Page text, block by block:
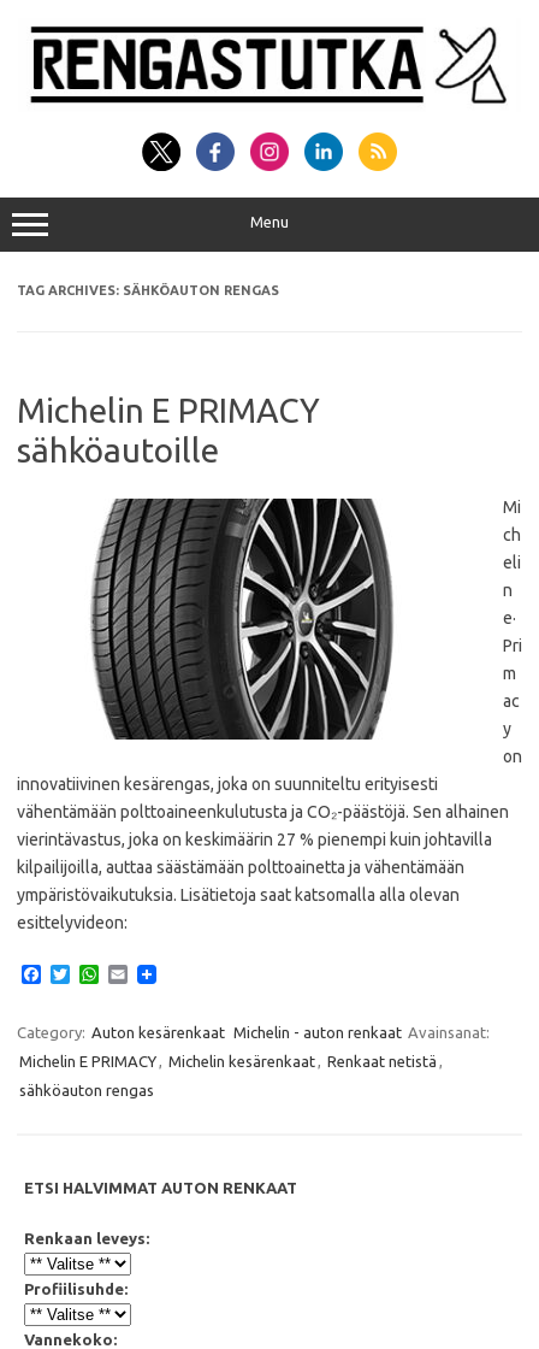
content
Menu
TAG ARCHIVES: SÄHKÖAUTON RENGAS
Michelin E PRIMACY
sähköautoille
Mi
ch
eli
n
e·
Pri
m
ac
y
on
innovatiivinen kesärengas, joka on suunniteltu erityisesti
vähentämään polttoaineenkulutusta ja CO₂-päästöjä. Sen alhainen
vierintävastus, joka on keskimäärin 27 % pienempi kuin johtavilla
kilpailijoilla, auttaa säästämään polttoainetta ja vähentämään
ympäristövaikutuksia. Lisätietoja saat katsomalla alla olevan
esittelyvideon:
e
b
o
o
T
t
e
r
W
t
s
A
p
E
i
l
Category: Auton kesärenkaat Michelin - auton renkaat Avainsanat:
Michelin E PRIMACY
Michelin kesärenkaat Renkaat netistä
sähköauton rengas
ETSI HALVIMMAT AUTON RENKAAT
Renkaan leveys:
Profiilisuhde:
Vannekoko: